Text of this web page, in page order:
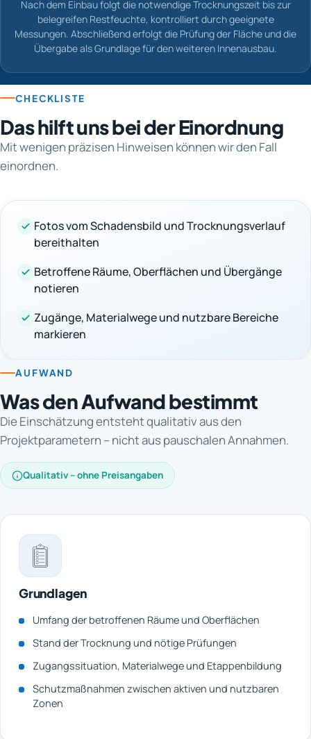
Nach dem Einbau folgt die notwendige Trocknungszeit bis zur
belegreifen Restfeuchte, kontrolliert durch geeignete
Messungen. Abschließend erfolgt die Prüfung der Fläche und die
Übergabe als Grundlage für den weiteren Innenausbau.
CHECKLISTE
Das hilft uns bei der Einordnung
Mit wenigen präzisen Hinweisen können wir den Fall
einordnen.
Fotos vom Schadensbild und Trocknungsverlauf
bereithalten
Betroffene Räume, Oberflächen und Übergänge
notieren
Zugänge, Materialwege und nutzbare Bereiche
markieren
AUFWAND
Was den Aufwand bestimmt
Die Einschätzung entsteht qualitativ aus den
Projektparametern – nicht aus pauschalen Annahmen.
Qualitativ – ohne Preisangaben
Grundlagen
Umfang der betroffenen Räume und Oberflächen
Stand der Trocknung und nötige Prüfungen
Zugangssituation, Materialwege und Etappenbildung
Schutzmaßnahmen zwischen aktiven und nutzbaren
Zonen